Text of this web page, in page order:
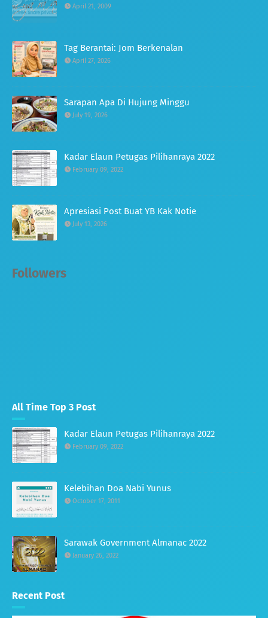
April 21, 2009
Tag Berantai: Jom Berkenalan
April 27, 2026
Sarapan Apa Di Hujung Minggu
July 19, 2026
Kadar Elaun Petugas Pilihanraya 2022
February 09, 2022
Apresiasi Post Buat YB Kak Notie
July 13, 2026
Followers
All Time Top 3 Post
Kadar Elaun Petugas Pilihanraya 2022
February 09, 2022
Kelebihan Doa Nabi Yunus
October 17, 2011
Sarawak Government Almanac 2022
January 26, 2022
Recent Post